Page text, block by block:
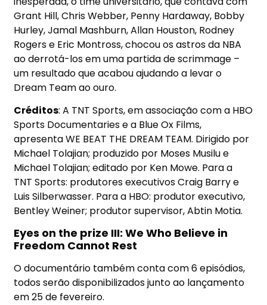
Grant Hill, Chris Webber, Penny Hardaway, Bobby
Hurley, Jamal Mashburn, Allan Houston, Rodney
Rogers e Eric Montross, chocou os astros da NBA
ao derrotá-los em uma partida de scrimmage –
um resultado que acabou ajudando a levar o
Dream Team ao ouro.
Créditos: A TNT Sports, em associação com a HBO
Sports Documentaries e a Blue Ox Films,
apresenta WE BEAT THE DREAM TEAM. Dirigido por
Michael Tolajian; produzido por Moses Musilu e
Michael Tolajian; editado por Ken Mowe. Para a
TNT Sports: produtores executivos Craig Barry e
Luis Silberwasser. Para a HBO: produtor executivo,
Bentley Weiner; produtor supervisor, Abtin Motia.
Eyes on the prize III: We Who Believe in
Freedom Cannot Rest
O documentário também conta com 6 episódios,
todos serão disponibilizados junto ao lançamento
em 25 de fevereiro.